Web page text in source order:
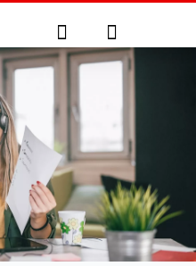
Suche Anmelden